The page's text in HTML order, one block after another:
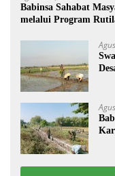
Babinsa Sahabat
melalui Program